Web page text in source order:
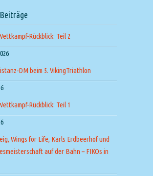
Rückblick: Teil 2
DM beim 5. VikingTriathlon
Rückblick: Teil 1
Wings for Life, Karls Erdbeerhof und
auf der Bahn – FIKOs in